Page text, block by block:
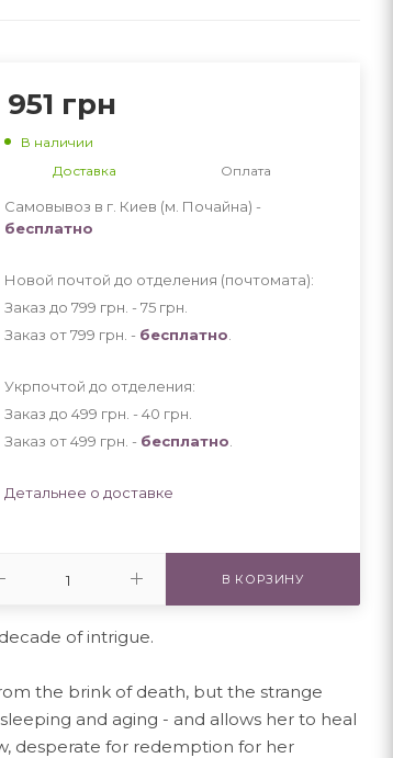
951 грн
В наличии
Доставка
Оплата
Самовывоз в г. Киев (м. Почайна) -
бесплатно
Новой почтой до отделения (почтомата):
Заказ до 799 грн. - 75 грн
Заказ от 799 грн. - бесплатно
Укрпочтой до отделения:
Заказ до 499 грн. - 40 грн
Заказ от 499 грн. - бесплатно
Детальнее о доставке
В КОРЗИНУ
of intrigue.
the brink of death, but the strange
and aging - and allows her to heal
desperate for redemption for her